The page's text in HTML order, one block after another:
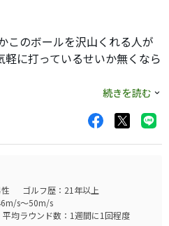
このボールを沢山くれる人が
軽に打っているせいか無くなら
切らなくても旗まで転がって
た転がりをしてくれて計算で
がグリーン周りを転がして
い、転がしの練習ばかりして
乗せる練習しますがD1の時は
を試しています。
底するきっかけにもなって
続きを読む
ゴルフ歴：21年以上
s～50m/s
平均ラウンド数：1週間に1回程度